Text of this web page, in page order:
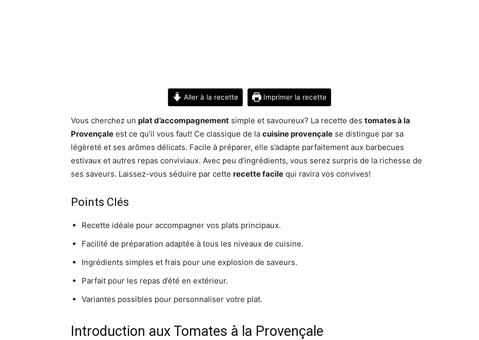
Aller à la recette Imprimer la recette
Vous cherchez un plat d’accompagnement simple et savoureux? La recette des tomates à la
Provençale est ce qu’il vous faut! Ce classique de la cuisine provençale se distingue par sa
légèreté et ses arômes délicats. Facile à préparer, elle s’adapte parfaitement aux barbecues
estivaux et autres repas conviviaux. Avec peu d’ingrédients, vous serez surpris de la richesse de
ses saveurs. Laissez-vous séduire par cette recette facile qui ravira vos convives!
Points Clés
Recette idéale pour accompagner vos plats principaux.
Facilité de préparation adaptée à tous les niveaux de cuisine.
Ingrédients simples et frais pour une explosion de saveurs.
Parfait pour les repas d’été en extérieur.
Variantes possibles pour personnaliser votre plat.
Introduction aux Tomates à la Provençale